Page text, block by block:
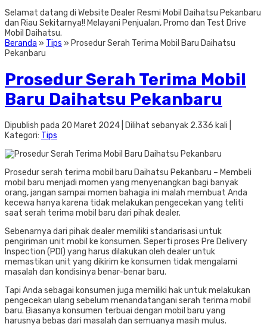
Selamat datang di Website Dealer Resmi Mobil Daihatsu Pekanbaru
dan Riau Sekitarnya!! Melayani Penjualan, Promo dan Test Drive
Mobil Daihatsu.
Beranda » Tips » Prosedur Serah Terima Mobil Baru Daihatsu
Pekanbaru
Prosedur Serah Terima Mobil
Baru Daihatsu Pekanbaru
Dipublish pada 20 Maret 2024 | Dilihat sebanyak 2.336 kali |
Kategori: Tips
Prosedur serah terima mobil baru Daihatsu Pekanbaru – Membeli
mobil baru menjadi momen yang menyenangkan bagi banyak
orang, jangan sampai momen bahagia ini malah membuat Anda
kecewa hanya karena tidak melakukan pengecekan yang teliti
saat serah terima mobil baru dari pihak dealer.
Sebenarnya dari pihak dealer memiliki standarisasi untuk
pengiriman unit mobil ke konsumen. Seperti proses Pre Delivery
Inspection (PDI) yang harus dilakukan oleh dealer untuk
memastikan unit yang dikirim ke konsumen tidak mengalami
masalah dan kondisinya benar-benar baru.
Tapi Anda sebagai konsumen juga memiliki hak untuk melakukan
pengecekan ulang sebelum menandatangani serah terima mobil
baru. Biasanya konsumen terbuai dengan mobil baru yang
harusnya bebas dari masalah dan semuanya masih mulus.